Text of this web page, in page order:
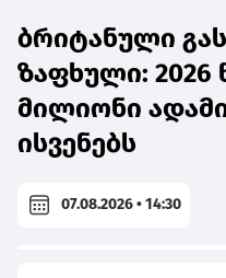
ბრიტანული
ზაფხული: 2026
მილიონი
ისვენებს
07.08.2026 • 14:30